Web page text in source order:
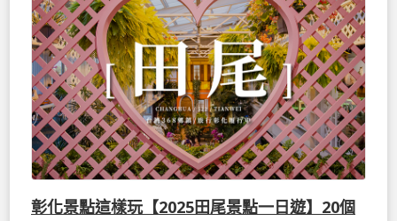
彰化景點這樣玩【2025田尾景點一日遊】20個